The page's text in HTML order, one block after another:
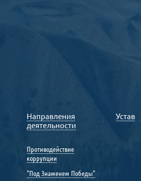
Направления
деятельности
Противодействие
коррупции
"Под Знаменем Победы"
Устав